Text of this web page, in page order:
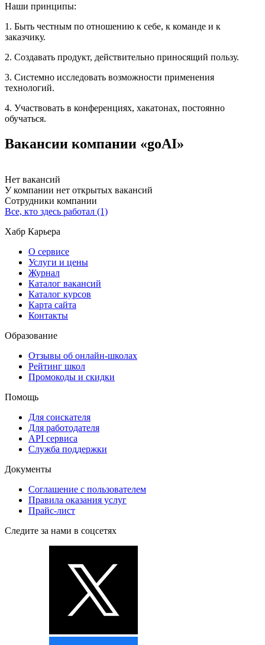
Наши принципы:
1. Быть честным по отношению к себе, к команде и к
заказчику.
2. Создавать продукт, действительно приносящий пользу.
3. Системно исследовать возможности применения
технологий.
4. Участвовать в конференциях, хакатонах, постоянно
обучаться.
Вакансии компании «goAI»
Нет вакансий
У компании нет открытых вакансий
Сотрудники компании
Все, кто здесь работал (1)
Хабр Карьера
О сервисе
Услуги и цены
Журнал
Каталог вакансий
Каталог курсов
Карта сайта
Контакты
Образование
Отзывы об онлайн-школах
Рейтинг школ
Промокоды и скидки
Помощь
Для соискателя
Для работодателя
API сервиса
Служба поддержки
Документы
Соглашение с пользователем
Правила оказания услуг
Прайс-лист
Следите за нами в соцсетях